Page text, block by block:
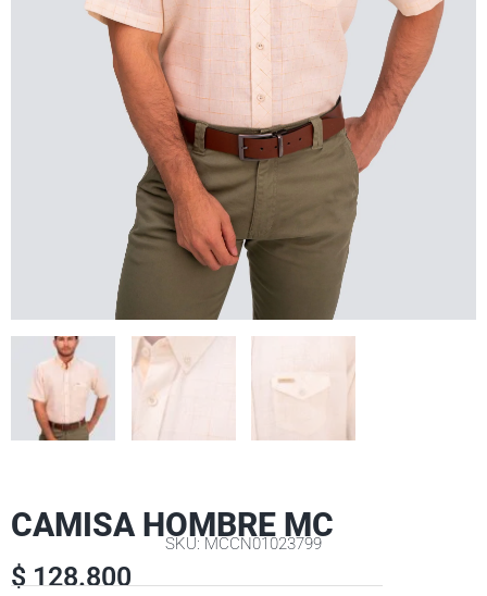
CAMISA HOMBRE MC
SKU: MCCN01023799
$128.800